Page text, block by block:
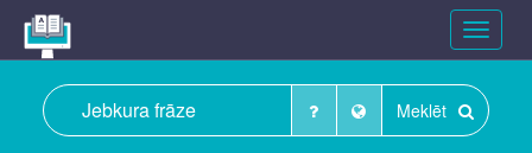
Toggle
Meklēt